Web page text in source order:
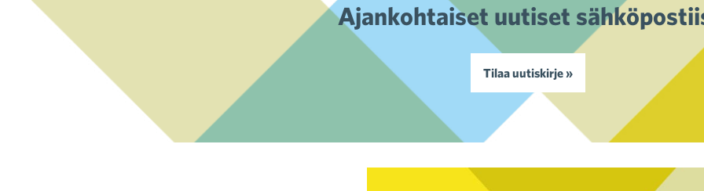
Ajankohtaiset uutiset
Tilaa uutiskirje »